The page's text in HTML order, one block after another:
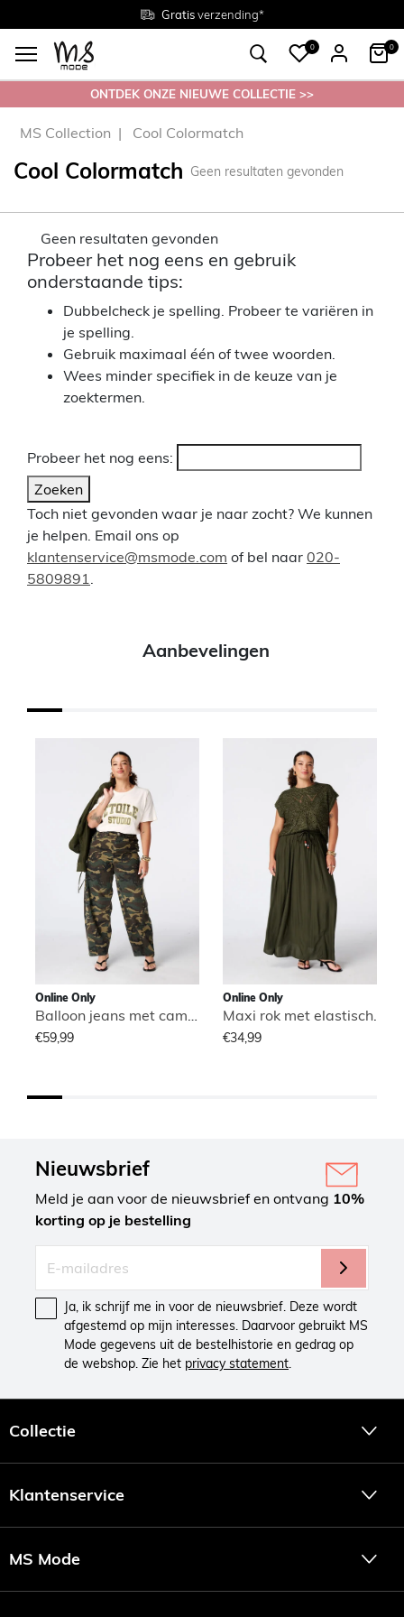
Gratisverzending*
Maten38 - 54
Gratisretourneren in de winkel
0 0
ONTDEK ONZE NIEUWE COLLECTIE >>
MS Collection Cool Colormatch
Cool Colormatch Geen resultaten gevonden
Geen resultaten gevonden
Probeer het nog eens en gebruik
onderstaande tips:
Dubbelcheck je spelling. Probeer te variëren in
je spelling.
Gebruik maximaal één of twee woorden.
Wees minder specifiek in de keuze van je
zoektermen.
Probeer het nog eens:
Zoeken
Toch niet gevonden waar je naar zocht? We kunnen
je helpen. Email ons op
klantenservice@msmode.com of bel naar 020-
5809891.
Aanbevelingen
Online Only
Balloon jeans met camouflage print
€59,99
Online Only
Maxi rok met elastische taille
€34,99
Nieuwsbrief
Meld je aan voor de nieuwsbrief en ontvang 10%
korting op je bestelling
Ja, ik schrijf me in voor de nieuwsbrief. Deze wordt
afgestemd op mijn interesses. Daarvoor gebruikt MS
Mode gegevens uit de bestelhistorie en gedrag op
de webshop. Zie het privacy statement.
Collectie
Klantenservice
MS Mode